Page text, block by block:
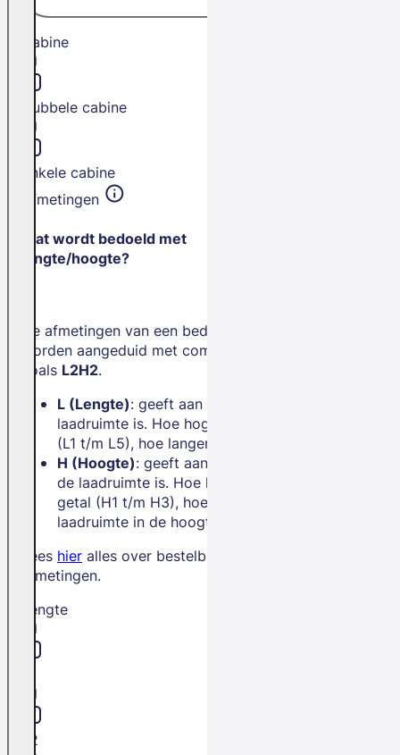
Cabine
Dubbele cabine
Enkele cabine
Afmetingen
Wat wordt bedoeld met
lengte/hoogte?
De afmetingen van een bedrijfswagen
worden aangeduid met combinaties
zoals L2H2.
L (Lengte): geeft aan hoe lang de
laadruimte is. Hoe hoger het getal
(L1 t/m L5), hoe langer de bus.
H (Hoogte): geeft aan hoe hoog
de laadruimte is. Hoe hoger het
getal (H1 t/m H3), hoe meer
laadruimte in de hoogte.
Lees hier alles over bestelbus
afmetingen.
Lengte
L2